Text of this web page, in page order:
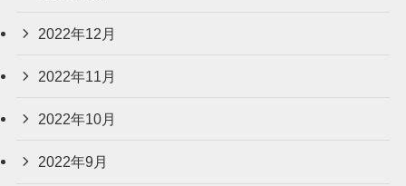
2022年12月
2022年11月
2022年10月
2022年9月